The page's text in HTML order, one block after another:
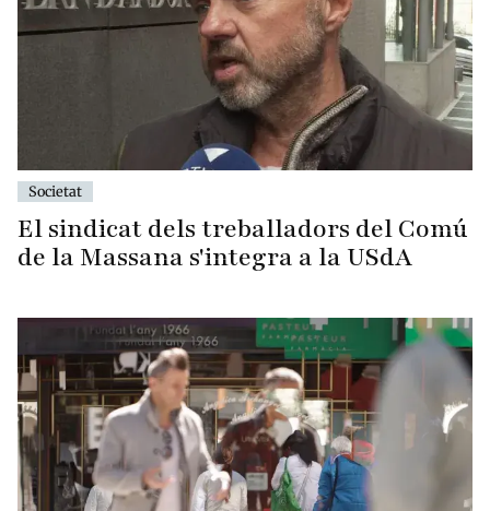
Societat
El sindicat dels treballadors del Comú
de la Massana s'integra a la USdA